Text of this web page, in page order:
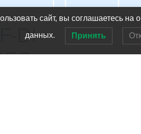
EF-DI-
сайт, вы соглашаетесь
данных. Принять